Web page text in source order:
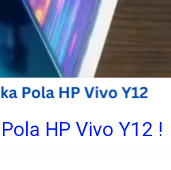
HP Vivo Y12 !